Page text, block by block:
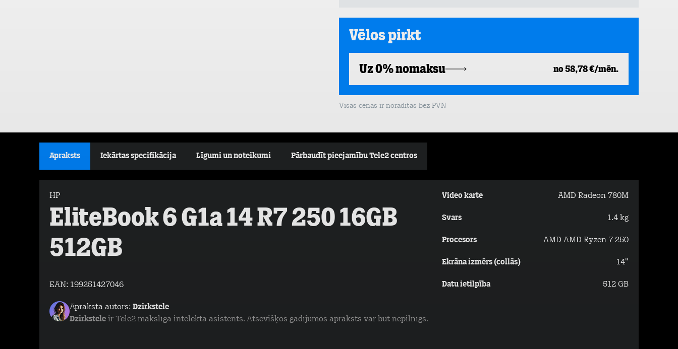
Vēlos pirkt
Uz 0% nomaksu no 58,78 €/mēn.
Visas cenas ir norādītas bez PVN
Apraksts Iekārtas specifikācija Līgumi un noteikumi Pārbaudīt pieejamību Tele2 centros
HP
EliteBook 6 G1a 14 R7 250 16GB
512GB
EAN: 199251427046
Apraksta autors: Dzirkstele
Dzirkstele ir Tele2 mākslīgā intelekta asistents. Atsevišķos gadījumos apraksts var būt nepilnīgs.
Video karte AMD Radeon 780M
Svars 1.4 kg
Procesors AMD AMD Ryzen 7 250
Ekrāna izmērs (collās) 14"
Datu ietilpība 512 GB